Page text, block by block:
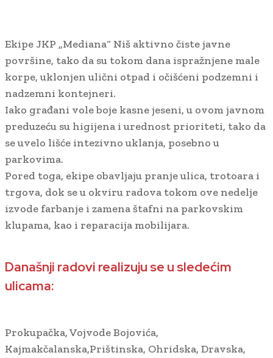
Ekipe JKP „Mediana“ Niš aktivno čiste javne
površine, tako da su tokom dana ispražnjene male
korpe, uklonjen ulični otpad i očišćeni podzemni i
nadzemni kontejneri.
Iako građani vole boje kasne jeseni, u ovom javnom
preduzeću su higijena i urednost prioriteti, tako da
se uvelo lišće intezivno uklanja, posebno u
parkovima.
Pored toga, ekipe obavljaju pranje ulica, trotoara i
trgova, dok se u okviru radova tokom ove nedelje
izvode farbanje i zamena štafni na parkovskim
klupama, kao i reparacija mobilijara.
Današnji radovi realizuju se u sledećim
ulicama:
Prokupačka, Vojvode Bojovića,
Kajmakčalanska,Prištinska, Ohridska, Dravska,